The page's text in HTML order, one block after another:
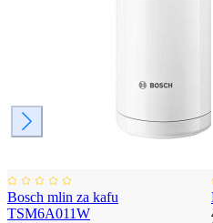
Bosch mlin za kafu
TSM6A011W